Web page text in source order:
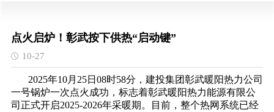
点火启炉！彰武按下供热“启动键”
10-27
2025年10月25日08时58分，建投集团彰武暖阳热力公司
一号锅炉一次点火成功，标志着彰武暖阳热力能源有限公
司正式开启2025-2026年采暖期。目前，整个热网系统已经